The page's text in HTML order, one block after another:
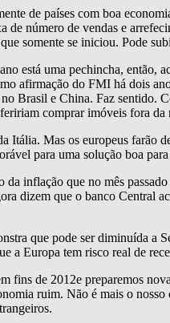
de países com boa
número de vendas e
somente se iniciou. Pode
está uma pechincha,
afirmação do FMI há dois
Brasil e China. Faz
comprar imóveis fora da
Itália. Mas os europeus
para uma solução boa
inflação que no mês
dizem que o banco
que pode ser diminuída a
a Europa tem risco real de
de 2012e preparemos
ruim. Não é mais o